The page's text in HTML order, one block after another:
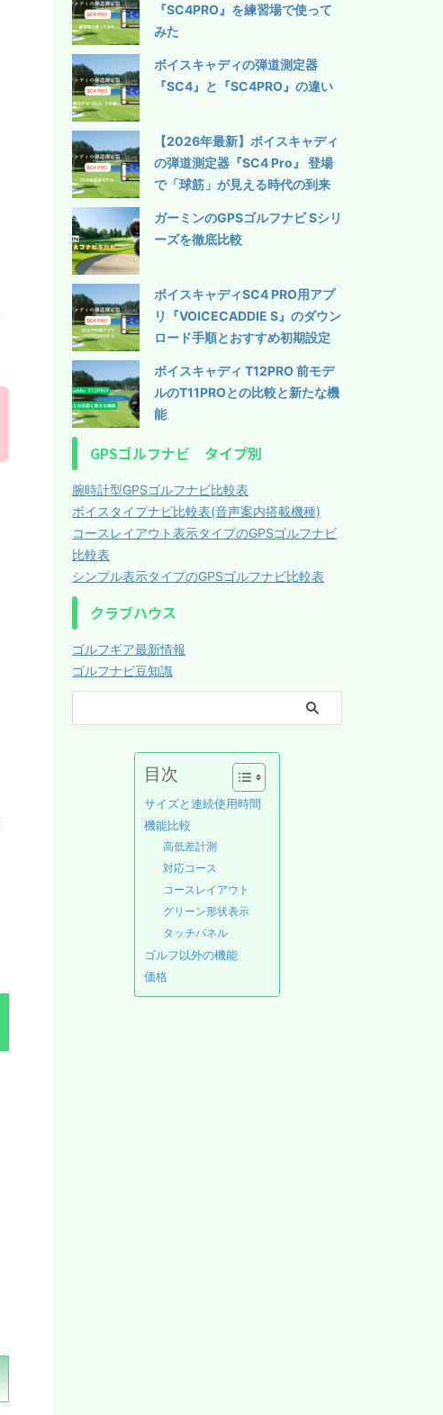
『SC4PRO』を練習場で使って
みた
ボイスキャディの弾道測定器
『SC4』と『SC4PRO』の違い
【2026年最新】ボイスキャディ
の弾道測定器『SC4 Pro』 登場
で「球筋」が見える時代の到来
ガーミンのGPSゴルフナビ Sシリ
ーズを徹底比較
ボイスキャディSC4 PRO用アプ
リ『VOICECADDIE S』のダウン
ロード手順とおすすめ初期設定
ボイスキャディ T12PRO 前モデ
ルのT11PROとの比較と新たな機
能
GPSゴルフナビ タイプ別
腕時計型GPSゴルフナビ比較表
ボイスタイプナビ比較表(音声案内搭載機種)
コースレイアウト表示タイプのGPSゴルフナビ
比較表
シンプル表示タイプのGPSゴルフナビ比較表
クラブハウス
ゴルフギア最新情報
ゴルフナビ豆知識
目次
サイズと連続使用時間
機能比較
高低差計測
対応コース
コースレイアウト
グリーン形状表示
タッチパネル
ゴルフ以外の機能
価格